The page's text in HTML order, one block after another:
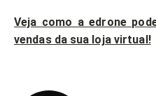
Veja como a edrone
vendas da sua loja virtual!